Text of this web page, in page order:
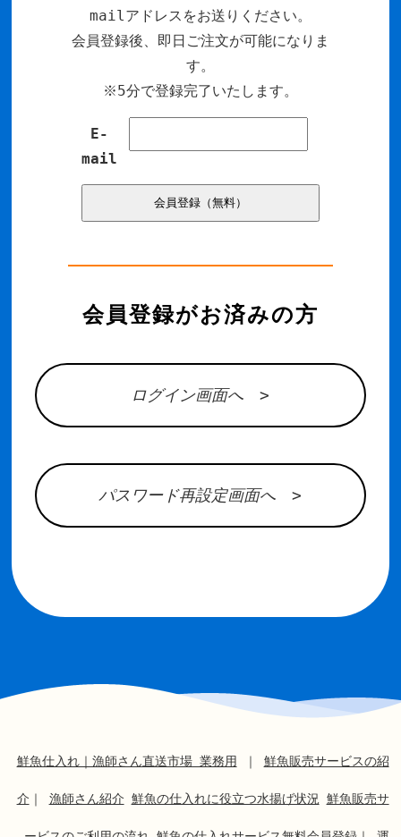
mailアドレスをお送りください。
会員登録後、即日ご注文が可能になりま
す。
※5分で登録完了いたします。
E-
mail
会員登録がお済みの方
ログイン画面へ >
パスワード再設定画面へ >
鮮魚仕入れ｜漁師さん直送市場 業務用 ｜ 鮮魚販売サービスの紹
介 ｜ 漁師さん紹介 鮮魚の仕入れに役立つ水揚げ状況 鮮魚販売サ